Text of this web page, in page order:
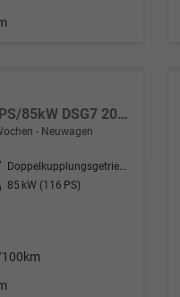
Monte Carlo 1.0 TSI 116PS/85kW DSG7 2027 *PANO+Matrix+Sportsitze*
Neuwagen
Doppelkupplungsgetriebe (DSG)
85 kW (116 PS)